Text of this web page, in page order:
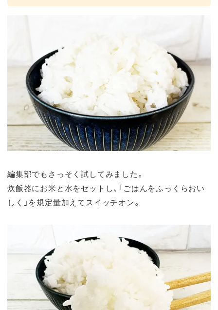
編集部でもさっそく試してみました。
炊飯器にお米と水をセットし、「ごはんをふっくらおい
しく」を規定量加えてスイッチオン。